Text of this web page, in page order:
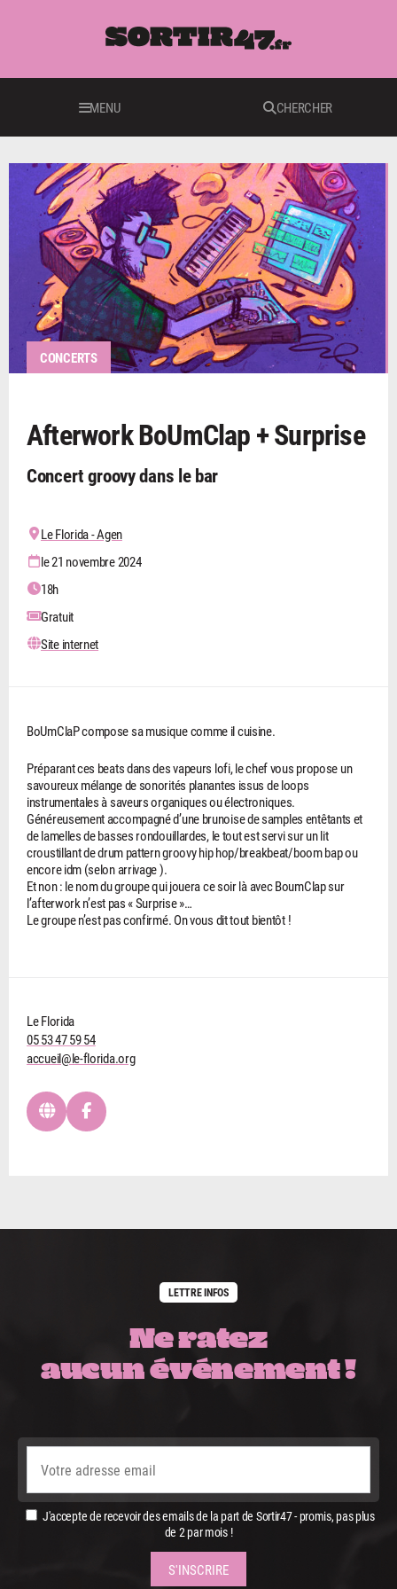
MENU CHERCHER
CONCERTS
Afterwork BoUmClap + Surprise
Concert groovy dans le bar
Le Florida - Agen
le 21 novembre 2024
18h
Gratuit
Site internet
BoUmClaP compose sa musique comme il cuisine.
Préparant ces beats dans des vapeurs lofi, le chef vous propose un
savoureux mélange de sonorités planantes issus de loops
instrumentales à saveurs organiques ou électroniques.
Généreusement accompagné d’une brunoise de samples entêtants et
de lamelles de basses rondouillardes, le tout est servi sur un lit
croustillant de drum pattern groovy hip hop/breakbeat/boom bap ou
encore idm (selon arrivage ).
Et non : le nom du groupe qui jouera ce soir là avec BoumClap sur
l’afterwork n’est pas « Surprise »…
Le groupe n’est pas confirmé. On vous dit tout bientôt !
Le Florida
05 53 47 59 54
accueil@le-florida.org
LETTRE INFOS
Ne ratez
aucun événement !
J'accepte de recevoir des emails de la part de Sortir47 - promis, pas plus
de 2 par mois !